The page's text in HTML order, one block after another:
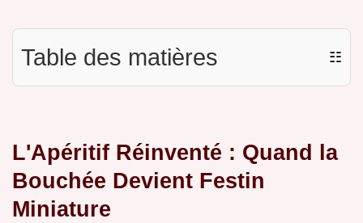
Table des matières ☷
L'Apéritif Réinventé : Quand la
Bouchée Devient Festin
Miniature